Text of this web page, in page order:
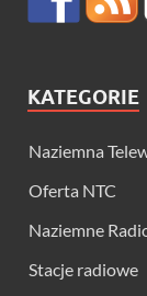
KATEGORIE
Naziemna
Oferta NTC
Naziemne
Stacje radiowe